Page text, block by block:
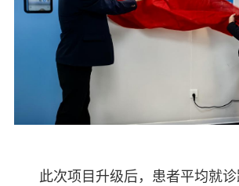
此次项目升级后，患者平均就